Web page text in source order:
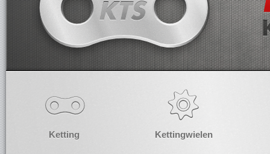
Ketting Kettingwielen